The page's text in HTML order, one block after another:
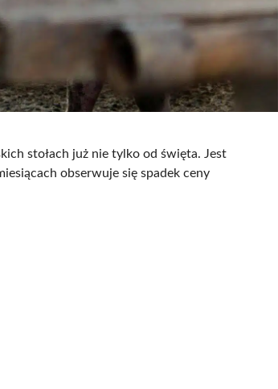
stołach już nie tylko od święta. Jest
obserwuje się spadek ceny